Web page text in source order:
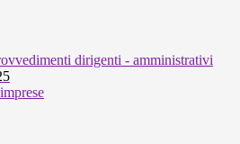
dirigenti - amministrativi